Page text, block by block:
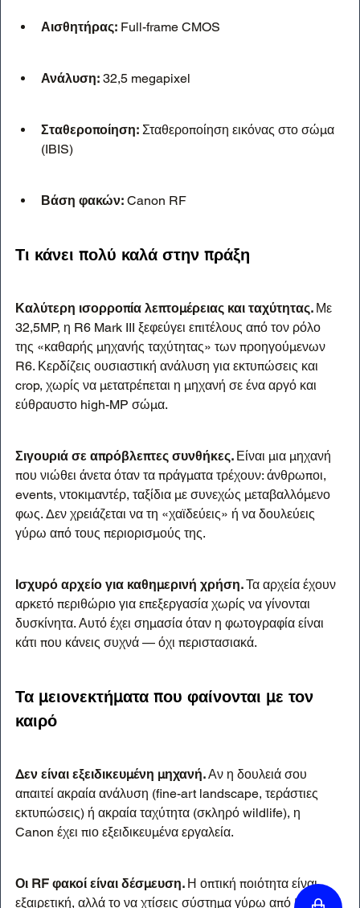
Αισθητήρας: Full-frame CMOS
Ανάλυση: 32,5 megapixel
Σταθεροποίηση: Σταθεροποίηση εικόνας στο σώμα
(IBIS)
Βάση φακών: Canon RF
Τι κάνει πολύ καλά στην πράξη
Καλύτερη ισορροπία λεπτομέρειας και ταχύτητας. Με
32,5MP, η R6 Mark III ξεφεύγει επιτέλους από τον ρόλο
της «καθαρής μηχανής ταχύτητας» των προηγούμενων
R6. Κερδίζεις ουσιαστική ανάλυση για εκτυπώσεις και
crop, χωρίς να μετατρέπεται η μηχανή σε ένα αργό και
εύθραυστο high-MP σώμα.
Σιγουριά σε απρόβλεπτες συνθήκες. Είναι μια μηχανή
που νιώθει άνετα όταν τα πράγματα τρέχουν: άνθρωποι,
events, ντοκιμαντέρ, ταξίδια με συνεχώς μεταβαλλόμενο
φως. Δεν χρειάζεται να τη «χαϊδεύεις» ή να δουλεύεις
γύρω από τους περιορισμούς της.
Ισχυρό αρχείο για καθημερινή χρήση. Τα αρχεία έχουν
αρκετό περιθώριο για επεξεργασία χωρίς να γίνονται
δυσκίνητα. Αυτό έχει σημασία όταν η φωτογραφία είναι
κάτι που κάνεις συχνά — όχι περιστασιακά.
Τα μειονεκτήματα που φαίνονται με τον
καιρό
Δεν είναι εξειδικευμένη μηχανή. Αν η δουλειά σου
απαιτεί ακραία ανάλυση (fine-art landscape, τεράστιες
εκτυπώσεις) ή ακραία ταχύτητα (σκληρό wildlife), η
Canon έχει πιο εξειδικευμένα εργαλεία.
Οι RF φακοί είναι δέσμευση. Η οπτική ποιότητα είναι
εξαιρετική, αλλά το να χτίσεις σύστημα γύρω από RF